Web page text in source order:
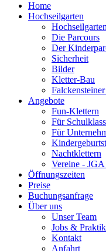
Home
Hochseilgarten
Hochseilgarten
Die Parcours
Der
Sicherheit
Bilder
Kletter-Bau
Angebote
Fun-Klettern
Für
Für
Nachtklettern
Vereine -
Öffnungszeiten
Preise
Buchungsanfrage
Über uns
Unser Team
Jobs &
Kontakt
Anfahrt